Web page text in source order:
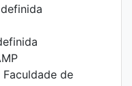
Faculdade de